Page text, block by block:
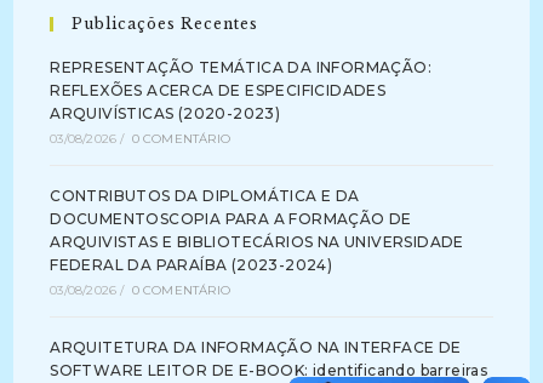
Publicações Recentes
REPRESENTAÇÃO TEMÁTICA DA INFORMAÇÃO:
REFLEXÕES ACERCA DE ESPECIFICIDADES
ARQUIVÍSTICAS (2020-2023)
03/08/2026 / 0 COMENTÁRIO
CONTRIBUTOS DA DIPLOMÁTICA E DA
DOCUMENTOSCOPIA PARA A FORMAÇÃO DE
ARQUIVISTAS E BIBLIOTECÁRIOS NA UNIVERSIDADE
FEDERAL DA PARAÍBA (2023-2024)
03/08/2026 / 0 COMENTÁRIO
ARQUITETURA DA INFORMAÇÃO NA INTERFACE DE
SOFTWARE LEITOR DE E-BOOK: identificando barreiras